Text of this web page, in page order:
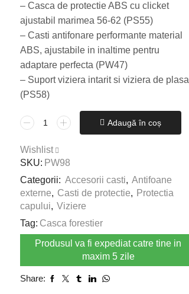
– Casca de protectie ABS cu clicket
ajustabil marimea 56-62 (PS55)
– Casti antifonare performante material
ABS, ajustabile in inaltime pentru
adaptare perfecta (PW47)
– Suport viziera intarit si viziera de plasa
(PS58)
Cantitate
Forestry
Casca
Adaugă în coș
Wishlist
SKU: PW98
Categorii: Accesorii casti, Antifoane
externe, Casti de protectie, Protectia
capului, Viziere
Tag: Casca forestier
Produsul va fi expediat catre tine in
maxim 5 zile
Share: